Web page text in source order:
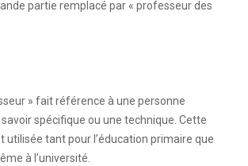
partie remplacé par « professeur des
» fait référence à une personne
spécifique ou une technique. Cette
utilisée tant pour l’éducation primaire que
à l’université.